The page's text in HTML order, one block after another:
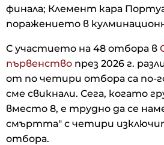
финала; Клемент кара
поражението в
С участието на 48 отбора в
първенство през 2026 г.
от по четири отбора са по-
сме свикнали. Сега, когато
вместо 8, е трудно да се
смъртта" с четири
отбора.